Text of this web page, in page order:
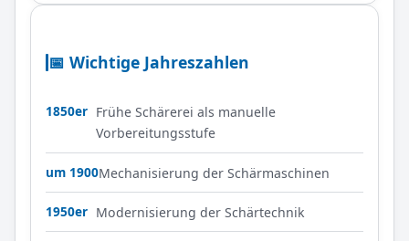
📅 Wichtige Jahreszahlen
1850er Frühe Schärerei als manuelle
Vorbereitungsstufe
um 1900Mechanisierung der Schärmaschinen
1950er Modernisierung der Schärtechnik